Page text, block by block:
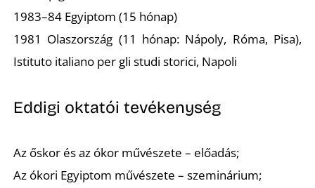
1983–84 Egyiptom (15 hónap)
1981 Olaszország (11 hónap: Nápoly, Róma, Pisa),
Istituto italiano per gli studi storici, Napoli
Eddigi oktatói tevékenység
Az őskor és az ókor művészete – előadás;
Az ókori Egyiptom művészete – szeminárium;